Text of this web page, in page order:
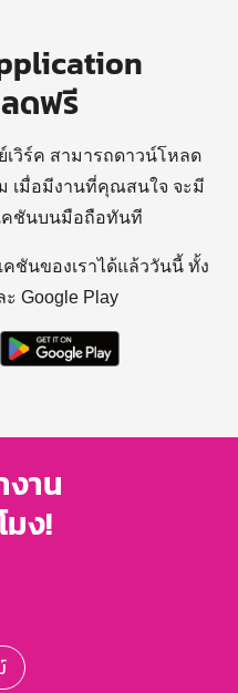
ดฟรี
เวิร์ค สามารถดาวน์โหลด
เมื่อมีงานที่คุณสนใจ จะมี
คชันบนมือถือทันที
คชันของเราได้แล้ววันนี้ ทั้ง
ะ Google Play
าน
มง!